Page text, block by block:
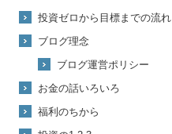
投資ゼロから目標までの流れ
ブログ理念
ブログ運営ポリシー
お金の話いろいろ
福利のちから